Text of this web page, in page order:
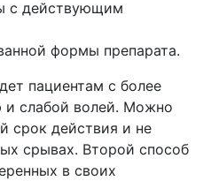
с действующим
формы препарата.
пациентам с более
и слабой волей. Можно
срок действия и не
срывах. Второй способ
в своих